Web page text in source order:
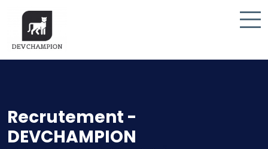
Recrutement -
DEVCHAMPION